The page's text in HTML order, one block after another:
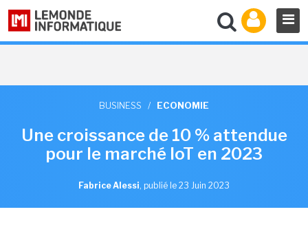
BUSINESS / ECONOMIE
Une croissance de 10 % attendue
pour le marché IoT en 2023
Fabrice Alessi, publié le 23 Juin 2023